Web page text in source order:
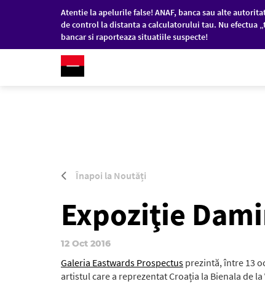
Atentie la apelurile false! ANAF, banca sau alte
de control la distanta a calculatorului tau. Nu efectua
bancar si raporteaza situatiile suspecte!
RO/EN PERSOANE FIZICE
Înapoi la Noutăți
Expoziţie
12 Oct 2016
Galeria Eastwards Prospectus prezintă, între 13
artistul care a reprezentat Croația la Bienala de